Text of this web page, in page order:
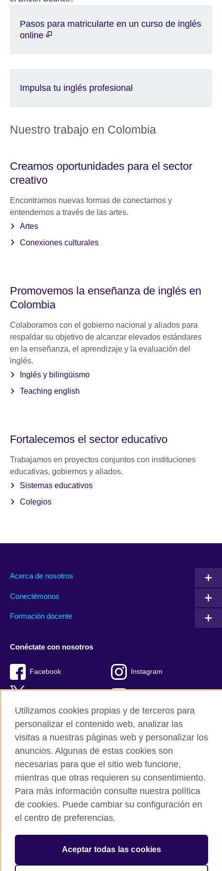
Pasos para matricularte en un curso de inglés
online
Impulsa tu inglés profesional
Nuestro trabajo en Colombia
Creamos oportunidades para el sector
creativo
Encontramos nuevas formas de conectarnos y
entendernos a través de las artes.
Artes
Conexiones culturales
Promovemos la enseñanza de inglés en
Colombia
Colaboramos con el gobierno nacional y aliados para
respaldar su objetivo de alcanzar elevados estándares
en la enseñanza, el aprendizaje y la evaluación del
inglés.
Inglés y bilingüismo
Teaching english
Fortalecemos el sector educativo
Trabajamos en proyectos conjuntos con instituciones
educativas, gobiernos y aliados.
Sistemas educativos
Colegios
Acerca de nosotros
Conectémonos
Formación docente
Conéctate con nosotros
Facebook Instagram
TikTok
British Council global
Políticas de privacidad y condiciones de uso
Cookies
Mapa del sitio
© 2026 British Council
The United Kingdom’s international organisation for cultural
relations and educational opportunities.
A registered charity: 209131 (England and Wales) SC037733
Utilizamos cookies propias y de terceros para
personalizar el contenido web, analizar las
visitas a nuestras páginas web y personalizar los
anuncios. Algunas de estas cookies son
necesarias para que el sitio web funcione,
mientras que otras requieren su consentimiento.
Para más información consulte nuestra política
de cookies. Puede cambiar su configuración en
el centro de preferencias.
Aceptar todas las cookies